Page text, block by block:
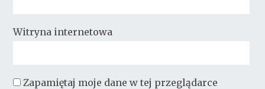
Witryna internetowa
Zapamiętaj moje dane w tej przeglądarce